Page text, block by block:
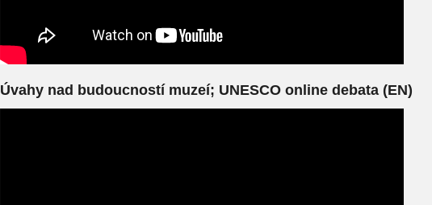
Úvahy nad budoucností muzeí; UNESCO online debata (EN)